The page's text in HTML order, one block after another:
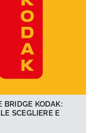
BRIDGE KODAK:
SCEGLIERE E